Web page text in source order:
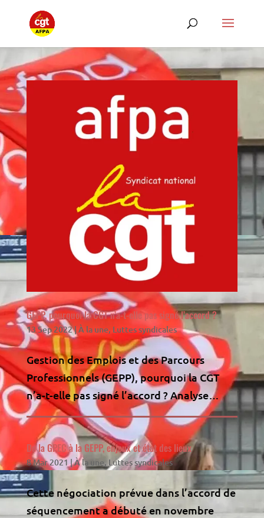
GEPP, pourquoi la CGT n’a-t-elle pas signé l’accord ?
13 Sep 2022|À la une, Luttes syndicales
Gestion des Emplois et des Parcours
Professionnels (GEPP), pourquoi la CGT
n’a-t-elle pas signé l’accord ? Analyse…
De la GPEC à la GEPP, enjeux et état des lieux
8 Mar 2021|À la une,Luttes syndicales
Cette négociation prévue dans l’accord de
séquencement a débuté en novembre